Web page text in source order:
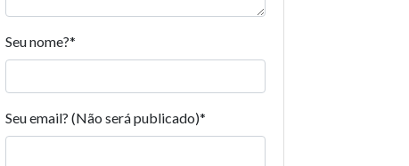
Seu nome?*
Seu email? (Não será publicado)*